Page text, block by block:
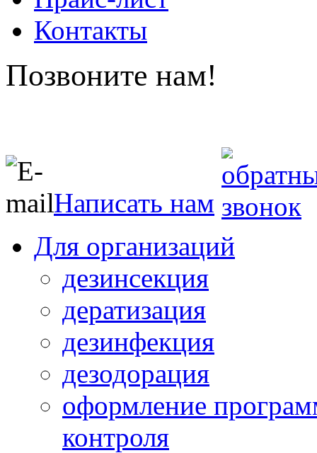
Контакты
Позвоните нам!
Написать нам
Для организаций
дезинсекция
дератизация
дезинфекция
дезодорация
оформление
контроля